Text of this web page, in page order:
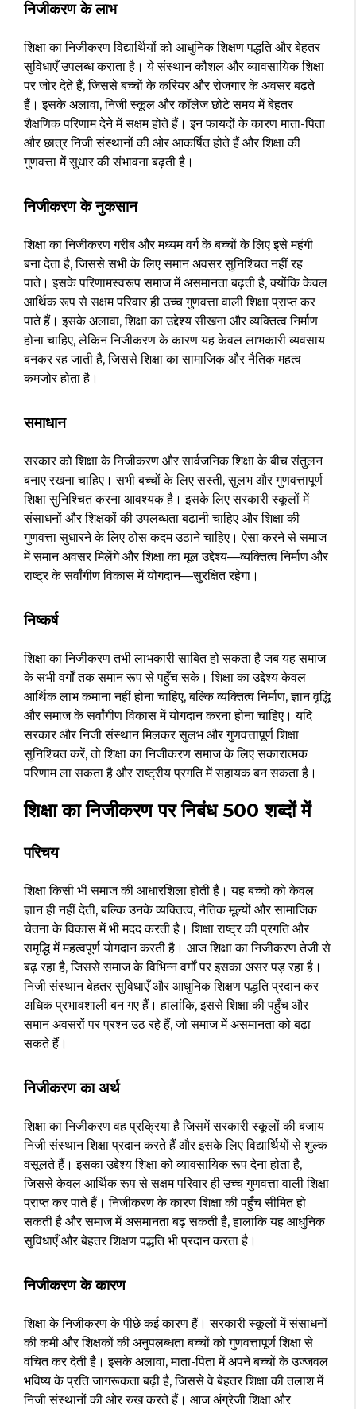
निजीकरण के लाभ
शिक्षा का निजीकरण विद्यार्थियों को आधुनिक शिक्षण पद्धति और बेहतर
सुविधाएँ उपलब्ध कराता है। ये संस्थान कौशल और व्यावसायिक शिक्षा
पर जोर देते हैं, जिससे बच्चों के करियर और रोजगार के अवसर बढ़ते
हैं। इसके अलावा, निजी स्कूल और कॉलेज छोटे समय में बेहतर
शैक्षणिक परिणाम देने में सक्षम होते हैं। इन फायदों के कारण माता-पिता
और छात्र निजी संस्थानों की ओर आकर्षित होते हैं और शिक्षा की
गुणवत्ता में सुधार की संभावना बढ़ती है।
निजीकरण के नुकसान
शिक्षा का निजीकरण गरीब और मध्यम वर्ग के बच्चों के लिए इसे महंगी
बना देता है, जिससे सभी के लिए समान अवसर सुनिश्चित नहीं रह
पाते। इसके परिणामस्वरूप समाज में असमानता बढ़ती है, क्योंकि केवल
आर्थिक रूप से सक्षम परिवार ही उच्च गुणवत्ता वाली शिक्षा प्राप्त कर
पाते हैं। इसके अलावा, शिक्षा का उद्देश्य सीखना और व्यक्तित्व निर्माण
होना चाहिए, लेकिन निजीकरण के कारण यह केवल लाभकारी व्यवसाय
बनकर रह जाती है, जिससे शिक्षा का सामाजिक और नैतिक महत्व
कमजोर होता है।
समाधान
सरकार को शिक्षा के निजीकरण और सार्वजनिक शिक्षा के बीच संतुलन
बनाए रखना चाहिए। सभी बच्चों के लिए सस्ती, सुलभ और गुणवत्तापूर्ण
शिक्षा सुनिश्चित करना आवश्यक है। इसके लिए सरकारी स्कूलों में
संसाधनों और शिक्षकों की उपलब्धता बढ़ानी चाहिए और शिक्षा की
गुणवत्ता सुधारने के लिए ठोस कदम उठाने चाहिए। ऐसा करने से समाज
में समान अवसर मिलेंगे और शिक्षा का मूल उद्देश्य—व्यक्तित्व निर्माण और
राष्ट्र के सर्वांगीण विकास में योगदान—सुरक्षित रहेगा।
निष्कर्ष
शिक्षा का निजीकरण तभी लाभकारी साबित हो सकता है जब यह समाज
के सभी वर्गों तक समान रूप से पहुँच सके। शिक्षा का उद्देश्य केवल
आर्थिक लाभ कमाना नहीं होना चाहिए, बल्कि व्यक्तित्व निर्माण, ज्ञान वृद्धि
और समाज के सर्वांगीण विकास में योगदान करना होना चाहिए। यदि
सरकार और निजी संस्थान मिलकर सुलभ और गुणवत्तापूर्ण शिक्षा
सुनिश्चित करें, तो शिक्षा का निजीकरण समाज के लिए सकारात्मक
परिणाम ला सकता है और राष्ट्रीय प्रगति में सहायक बन सकता है।
शिक्षा का निजीकरण पर निबंध 500 शब्दों में
परिचय
शिक्षा किसी भी समाज की आधारशिला होती है। यह बच्चों को केवल
ज्ञान ही नहीं देती, बल्कि उनके व्यक्तित्व, नैतिक मूल्यों और सामाजिक
चेतना के विकास में भी मदद करती है। शिक्षा राष्ट्र की प्रगति और
समृद्धि में महत्वपूर्ण योगदान करती है। आज शिक्षा का निजीकरण तेजी से
बढ़ रहा है, जिससे समाज के विभिन्न वर्गों पर इसका असर पड़ रहा है।
निजी संस्थान बेहतर सुविधाएँ और आधुनिक शिक्षण पद्धति प्रदान कर
अधिक प्रभावशाली बन गए हैं। हालांकि, इससे शिक्षा की पहुँच और
समान अवसरों पर प्रश्न उठ रहे हैं, जो समाज में असमानता को बढ़ा
सकते हैं।
निजीकरण का अर्थ
शिक्षा का निजीकरण वह प्रक्रिया है जिसमें सरकारी स्कूलों की बजाय
निजी संस्थान शिक्षा प्रदान करते हैं और इसके लिए विद्यार्थियों से शुल्क
वसूलते हैं। इसका उद्देश्य शिक्षा को व्यावसायिक रूप देना होता है,
जिससे केवल आर्थिक रूप से सक्षम परिवार ही उच्च गुणवत्ता वाली शिक्षा
प्राप्त कर पाते हैं। निजीकरण के कारण शिक्षा की पहुँच सीमित हो
सकती है और समाज में असमानता बढ़ सकती है, हालांकि यह आधुनिक
सुविधाएँ और बेहतर शिक्षण पद्धति भी प्रदान करता है।
निजीकरण के कारण
शिक्षा के निजीकरण के पीछे कई कारण हैं। सरकारी स्कूलों में संसाधनों
की कमी और शिक्षकों की अनुपलब्धता बच्चों को गुणवत्तापूर्ण शिक्षा से
वंचित कर देती है। इसके अलावा, माता-पिता में अपने बच्चों के उज्जवल
भविष्य के प्रति जागरूकता बढ़ी है, जिससे वे बेहतर शिक्षा की तलाश में
निजी संस्थानों की ओर रुख करते हैं। आज अंग्रेजी शिक्षा और